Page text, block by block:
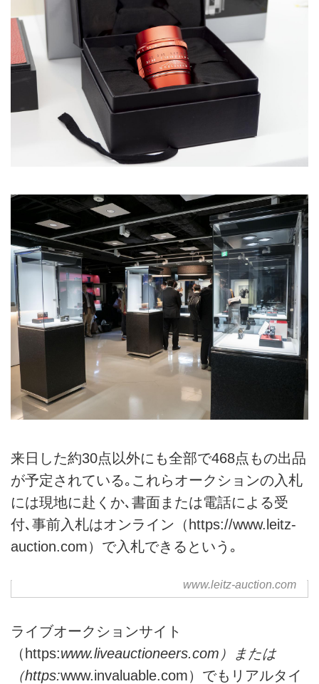
来日した約30点以外にも全部で468点もの出品
が予定されている｡これらオークションの入札
には現地に赴くか､書面または電話による受
付､事前入札はオンライン（ https://www.leitz-
auction.com）で入札できるという｡
www.leitz-auction.com
ライブオークションサイト
（https:www.liveauctioneers.com）または
（https:www.invaluable.com）でもリアルタイ